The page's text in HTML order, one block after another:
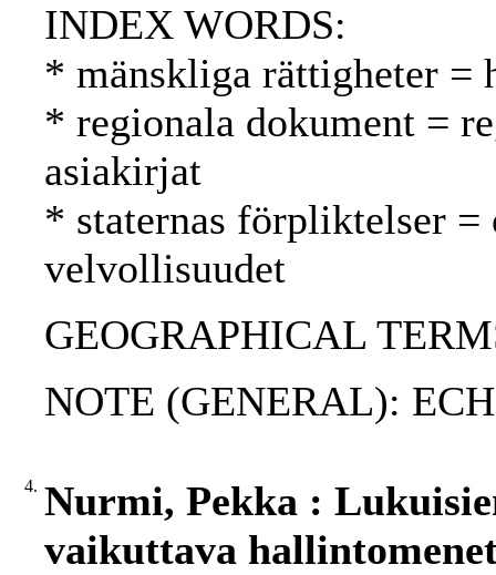
INDEX WORDS:
* mänskliga rättigheter =
* regionala dokument =
asiakirjat
* staternas förpliktelser
velvollisuudet
GEOGRAPHICAL
NOTE (GENERAL):
4. Nurmi, Pekka :
vaikuttava